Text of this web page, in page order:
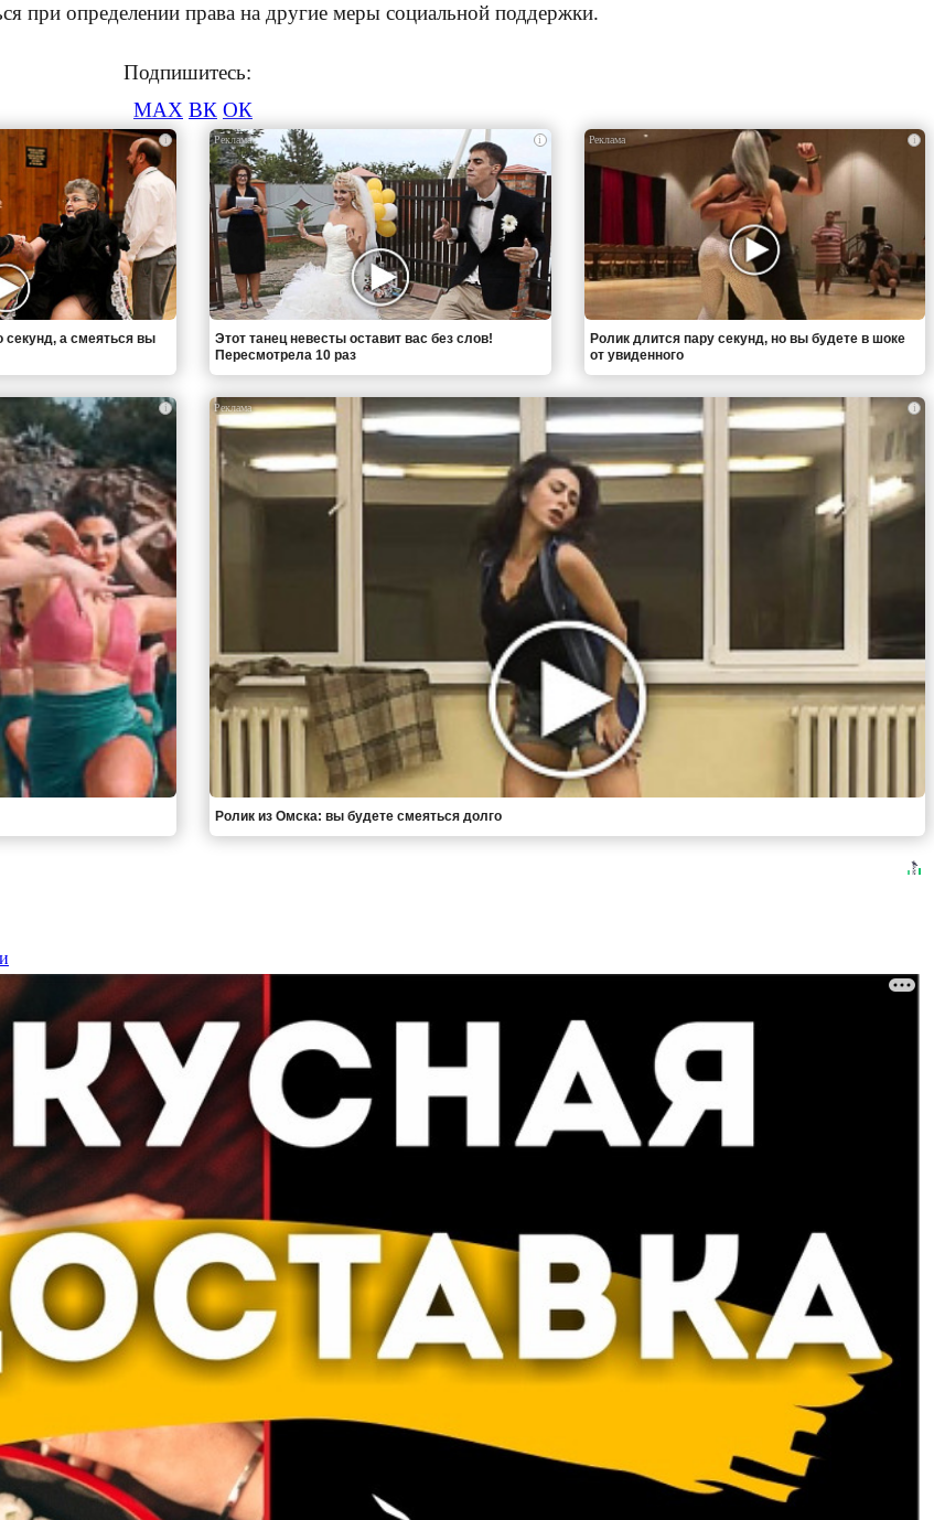
при определении права на другие меры социальной поддержки.
Подпишитесь:
MAX ВК ОК
i
секунд, а смеяться вы
i
Этот танец невесты оставит вас без слов!
Пересмотрела 10 раз
i
Ролик длится пару секунд, но вы будете в шоке
от увиденного
i i
Ролик из Омска: вы будете смеяться долго